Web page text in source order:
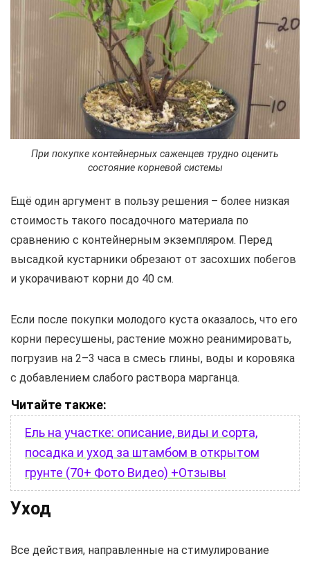
При покупке контейнерных саженцев трудно оценить
состояние корневой системы
Ещё один аргумент в пользу решения – более низкая
стоимость такого посадочного материала по
сравнению с контейнерным экземпляром. Перед
высадкой кустарники обрезают от засохших побегов
и укорачивают корни до 40 см.
Если после покупки молодого куста оказалось, что его
корни пересушены, растение можно реанимировать,
погрузив на 2–3 часа в смесь глины, воды и коровяка
с добавлением слабого раствора марганца.
Читайте также:
Ель на участке: описание, виды и сорта,
посадка и уход за штамбом в открытом
грунте (70+ Фото Видео) +Отзывы
Уход
Все действия, направленные на стимулирование